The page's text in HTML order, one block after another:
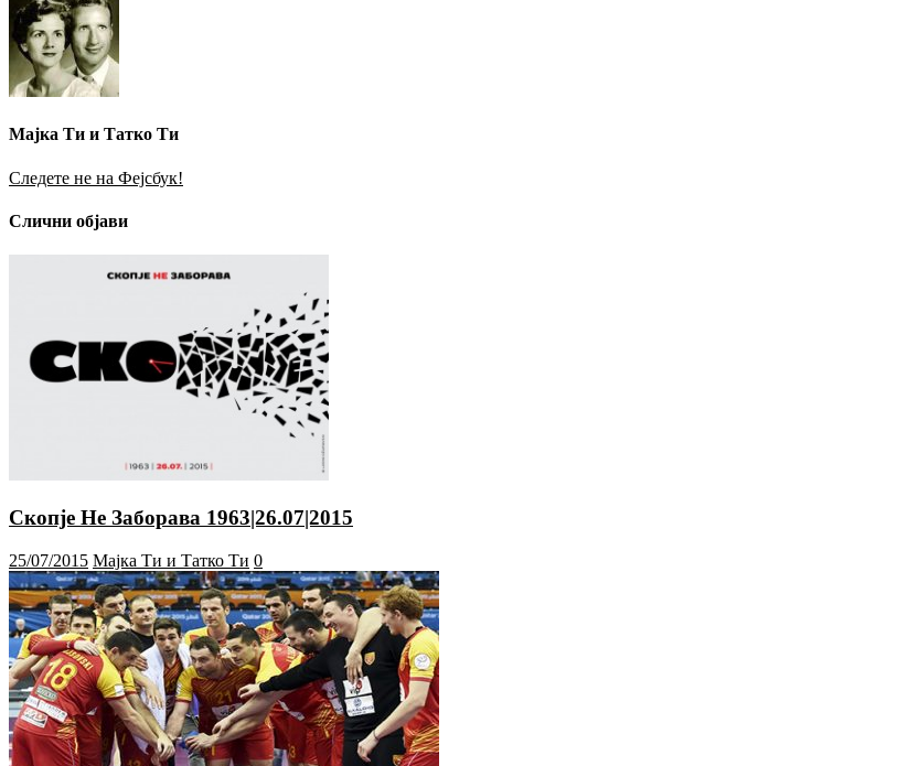
Мајка Ти и Татко Ти
Следете не на Фејсбук!
Слични објави
Скопје Не Заборава 1963|26.07|2015
25/07/2015 Мајка Ти и Татко Ти 0